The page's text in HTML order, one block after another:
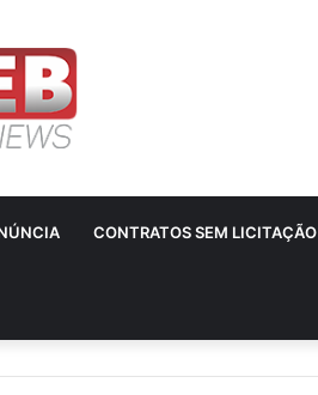
CONTRATOS SEM LICITAÇÃO